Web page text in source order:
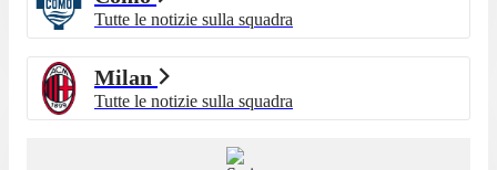
Tutte le notizie sulla squadra
Milan
Tutte le notizie sulla squadra